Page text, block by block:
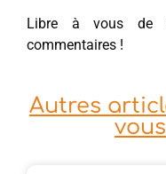
Libre à vous de
commentaires !
Autres